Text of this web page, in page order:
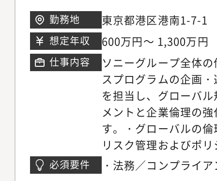
務・エンゲージメン
質管理に係るルール
務・独立性規制への
イアンス対応業務・
グ、アンチコラプシ
制への対応・情報セ
ティインシデント対
スクへの対応業務・
るグローバルポリシ
リスクマネジメント
勤務地 東京都港区港南1-7-1
想定年収 600万円～ 1,300万円
仕事内容
ソニーグループ全体
スプログラムの企画
を担当し、グローバ
メントと企業倫理の
す。・グローバルの
リスク管理およびポ
善・コンプライアン
必須要件
・法務／コンプライ